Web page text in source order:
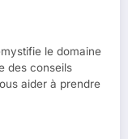
le domaine
des conseils
aider à prendre